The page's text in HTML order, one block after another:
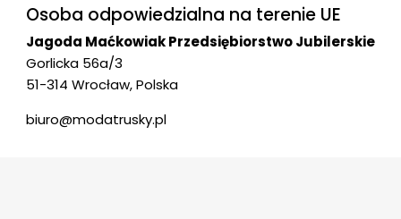
Osoba odpowiedzialna na terenie UE
Jagoda Maćkowiak Przedsiębiorstwo Jubilerskie
Gorlicka 56a/3
51-314 Wrocław, Polska
biuro@modatrusky.pl